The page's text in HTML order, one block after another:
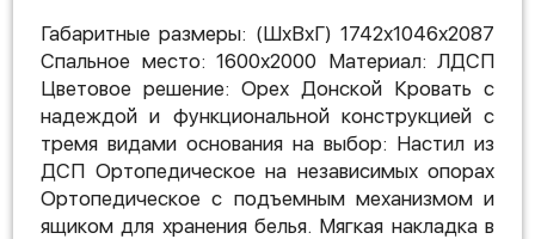
Габаритные размеры: (ШхВхГ) 1742х1046х2087
Спальное место: 1600х2000 Материал: ЛДСП
Цветовое решение: Орех Донской Кровать с
надеждой и функциональной конструкцией с
тремя видами основания на выбор: Настил из
ДСП Ортопедическое на независимых опорах
Ортопедическое с подъемным механизмом и
ящиком для хранения белья. Мягкая накладка в